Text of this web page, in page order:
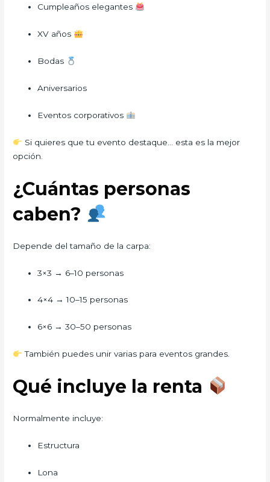
Cumpleaños elegantes
XV años
Bodas
Aniversarios
Eventos corporativos
Si quieres que tu evento destaque… esta es la mejor
opción.
¿Cuántas personas
caben?
Depende del tamaño de la carpa:
3×3 → 6–10 personas
4×4 → 10–15 personas
6×6 → 30–50 personas
También puedes unir varias para eventos grandes.
Qué incluye la renta
Normalmente incluye:
Estructura
Lona